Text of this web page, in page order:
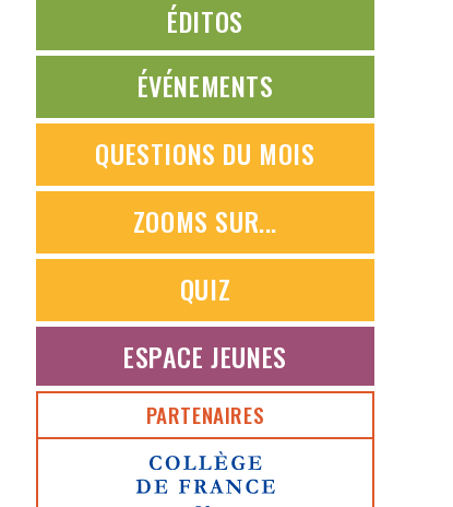
ÉDITOS
ÉVÉNEMENTS
QUESTIONS DU MOIS
ZOOMS SUR...
QUIZ
ESPACE JEUNES
PARTENAIRES